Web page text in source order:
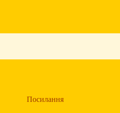
Посилання